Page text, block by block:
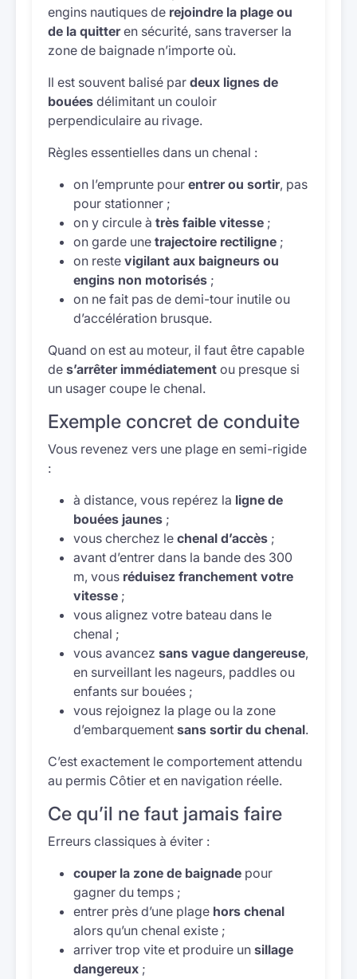
engins nautiques de rejoindre la plage ou
de la quitteren sécurité, sans traverser la
zone de baignade n’importe où.
Il est souvent balisé par deux lignes de
bouées délimitant un couloir
perpendiculaire au rivage.
Règles essentielles dans un chenal :
on l’emprunte pour entrer ou sortir, pas
pour stationner ;
on y circule à très faible vitesse ;
on garde une trajectoire rectiligne ;
on reste vigilant aux baigneurs ou
engins non motorisés ;
on ne fait pas de demi-tour inutile ou
d’accélération brusque.
Quand on est au moteur, il faut être capable
de s’arrêter immédiatement ou presque si
un usager coupe le chenal.
Exemple concret de conduite
Vous revenez vers une plage en semi-rigide
:
à distance, vous repérez la ligne de
bouées jaunes ;
vous cherchez le chenal d’accès ;
avant d’entrer dans la bande des 300
m, vous réduisez franchement votre
vitesse ;
vous alignez votre bateau dans le
chenal ;
vous avancez sans vague dangereuse,
en surveillant les nageurs, paddles ou
enfants sur bouées ;
vous rejoignez la plage ou la zone
d’embarquement sans sortir du chenal.
C’est exactement le comportement attendu
au permis Côtier et en navigation réelle.
Ce qu’il ne faut jamais faire
Erreurs classiques à éviter :
couper la zone de baignade pour
gagner du temps ;
entrer près d’une plage hors chenal
alors qu’un chenal existe ;
arriver trop vite et produire un sillage
dangereux ;